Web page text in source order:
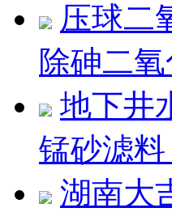
压球二
除砷二
地下井
锰砂滤料
湖南大